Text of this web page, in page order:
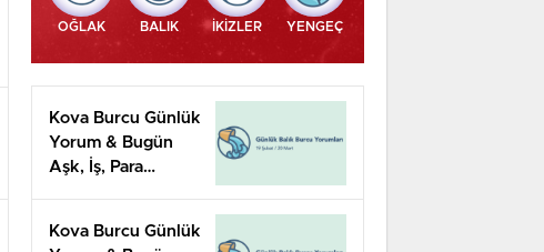
OĞLAK BALIK İKİZLER YENGEÇ
Kova Burcu Günlük
Yorum & Bugün
Aşk, İş, Para
Kova Burcu Günlük